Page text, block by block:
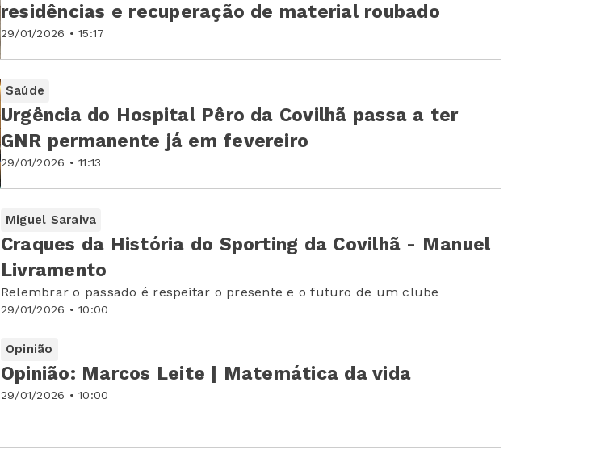
29/01/2026 • 15:17
residências e recuperação de material roubado
Saúde
29/01/2026 • 11:13
Urgência do Hospital Pêro da Covilhã passa a ter
GNR permanente já em fevereiro
Miguel Saraiva
29/01/2026 • 10:00
Craques da História do Sporting da Covilhã - Manuel
Livramento
Relembrar o passado é respeitar o presente e o futuro de um clube
Opinião
29/01/2026 • 10:00
Opinião: Marcos Leite | Matemática da vida